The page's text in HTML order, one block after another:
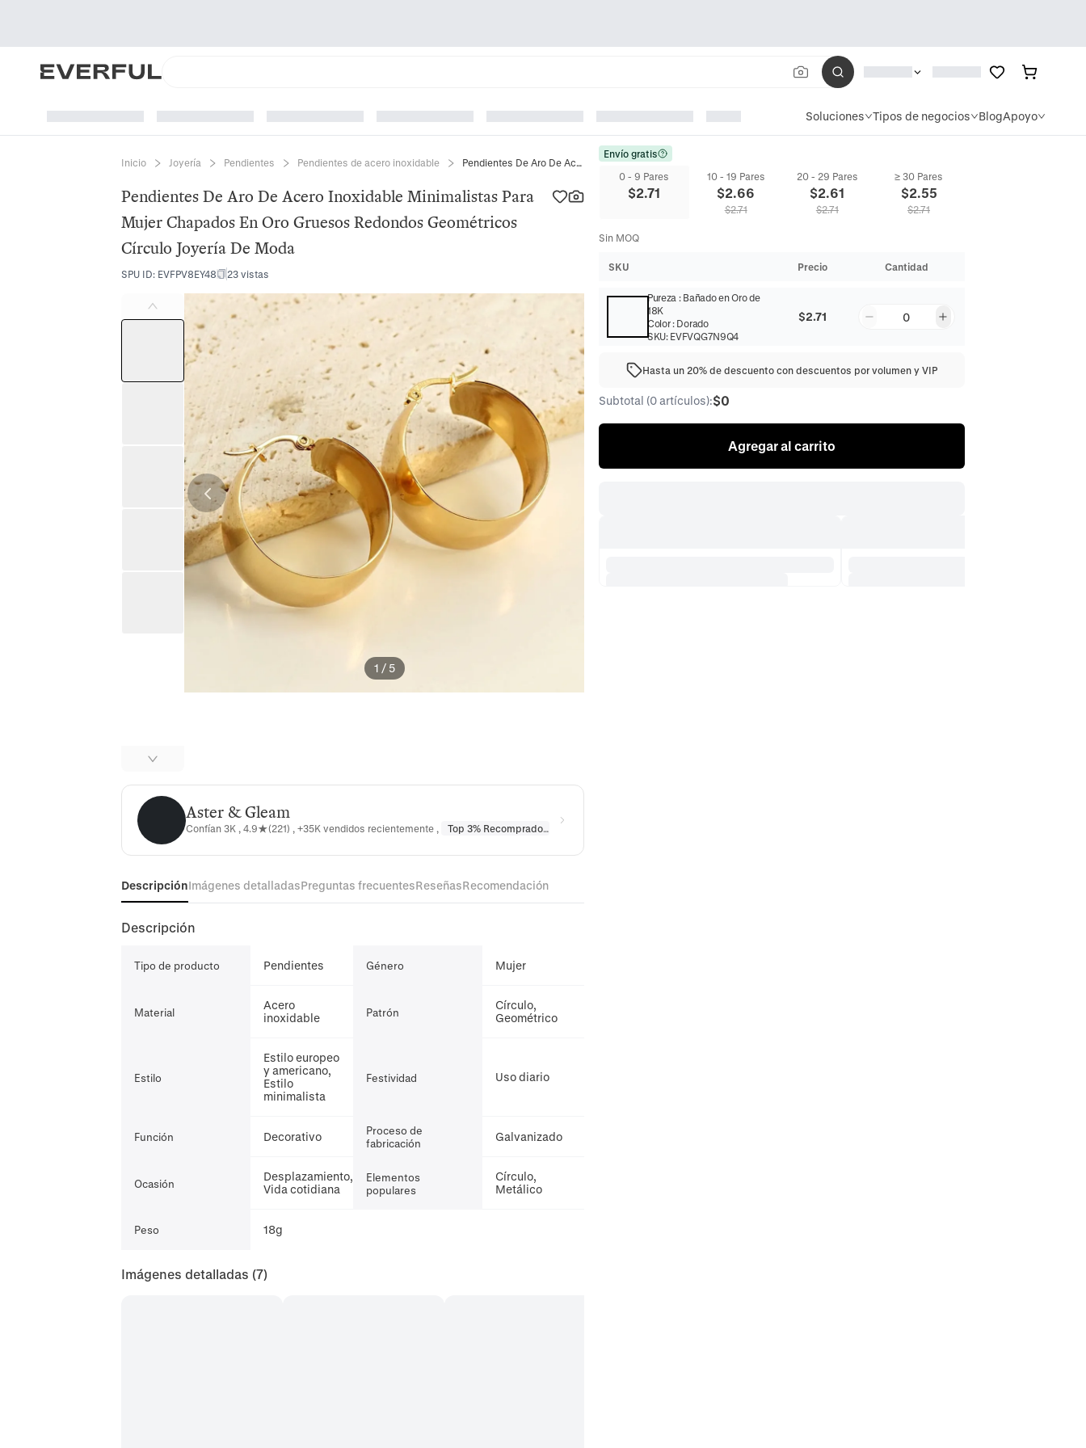
Soluciones Tipos de negocios BlogApoyo
Inicio Joyería Pendientes Pendientes de acero inoxidable Pendientes De Aro De Acero Inoxidable Minimalistas Para Mujer Chapados En Oro Gruesos Redondos Geométricos Círculo Joyería De Moda
Pendientes De Aro De Acero Inoxidable Minimalistas Para
Mujer Chapados En Oro Gruesos Redondos Geométricos
Círculo Joyería De Moda
SPU ID: EVFPV8EY48 23 vistas
1 / 5
Aster & GleamAster & Gleam
Confían 3K , 4.9★(221) , +35K vendidos recientemente , Top 3% Recomprado
DescripciónImágenes detalladasPreguntas frecuentesReseñasRecomendación
Descripción
Tipo de producto Pendientes Género Mujer
Material
Acero
inoxidable
Patrón
Círculo,
Geométrico
Estilo
Estilo europeo
y americano,
Estilo
minimalista
Festividad Uso diario
Función Decorativo
Proceso de
fabricación
Galvanizado
Ocasión
Desplazamiento,
Vida cotidiana
Elementos
populares
Círculo,
Metálico
Peso 18g
Imágenes detalladas (7)
Envío gratis
0 - 9 Pares
$2.71
10 - 19 Pares
$2.66
$2.71
20 - 29 Pares
$2.61
$2.71
≥ 30 Pares
$2.55
$2.71
Sin MOQ
SKU Precio Cantidad
Pureza : Bañado en Oro de
18K
Color: Dorado
SKU: EVFVQG7N9Q4
$2.71 0
Hasta un 20% de descuento con descuentos por volumen y VIP
Subtotal (0 artículos):$0
Agregar al carrito